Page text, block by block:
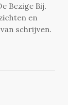
Bezige Bij.
en
schrijven.